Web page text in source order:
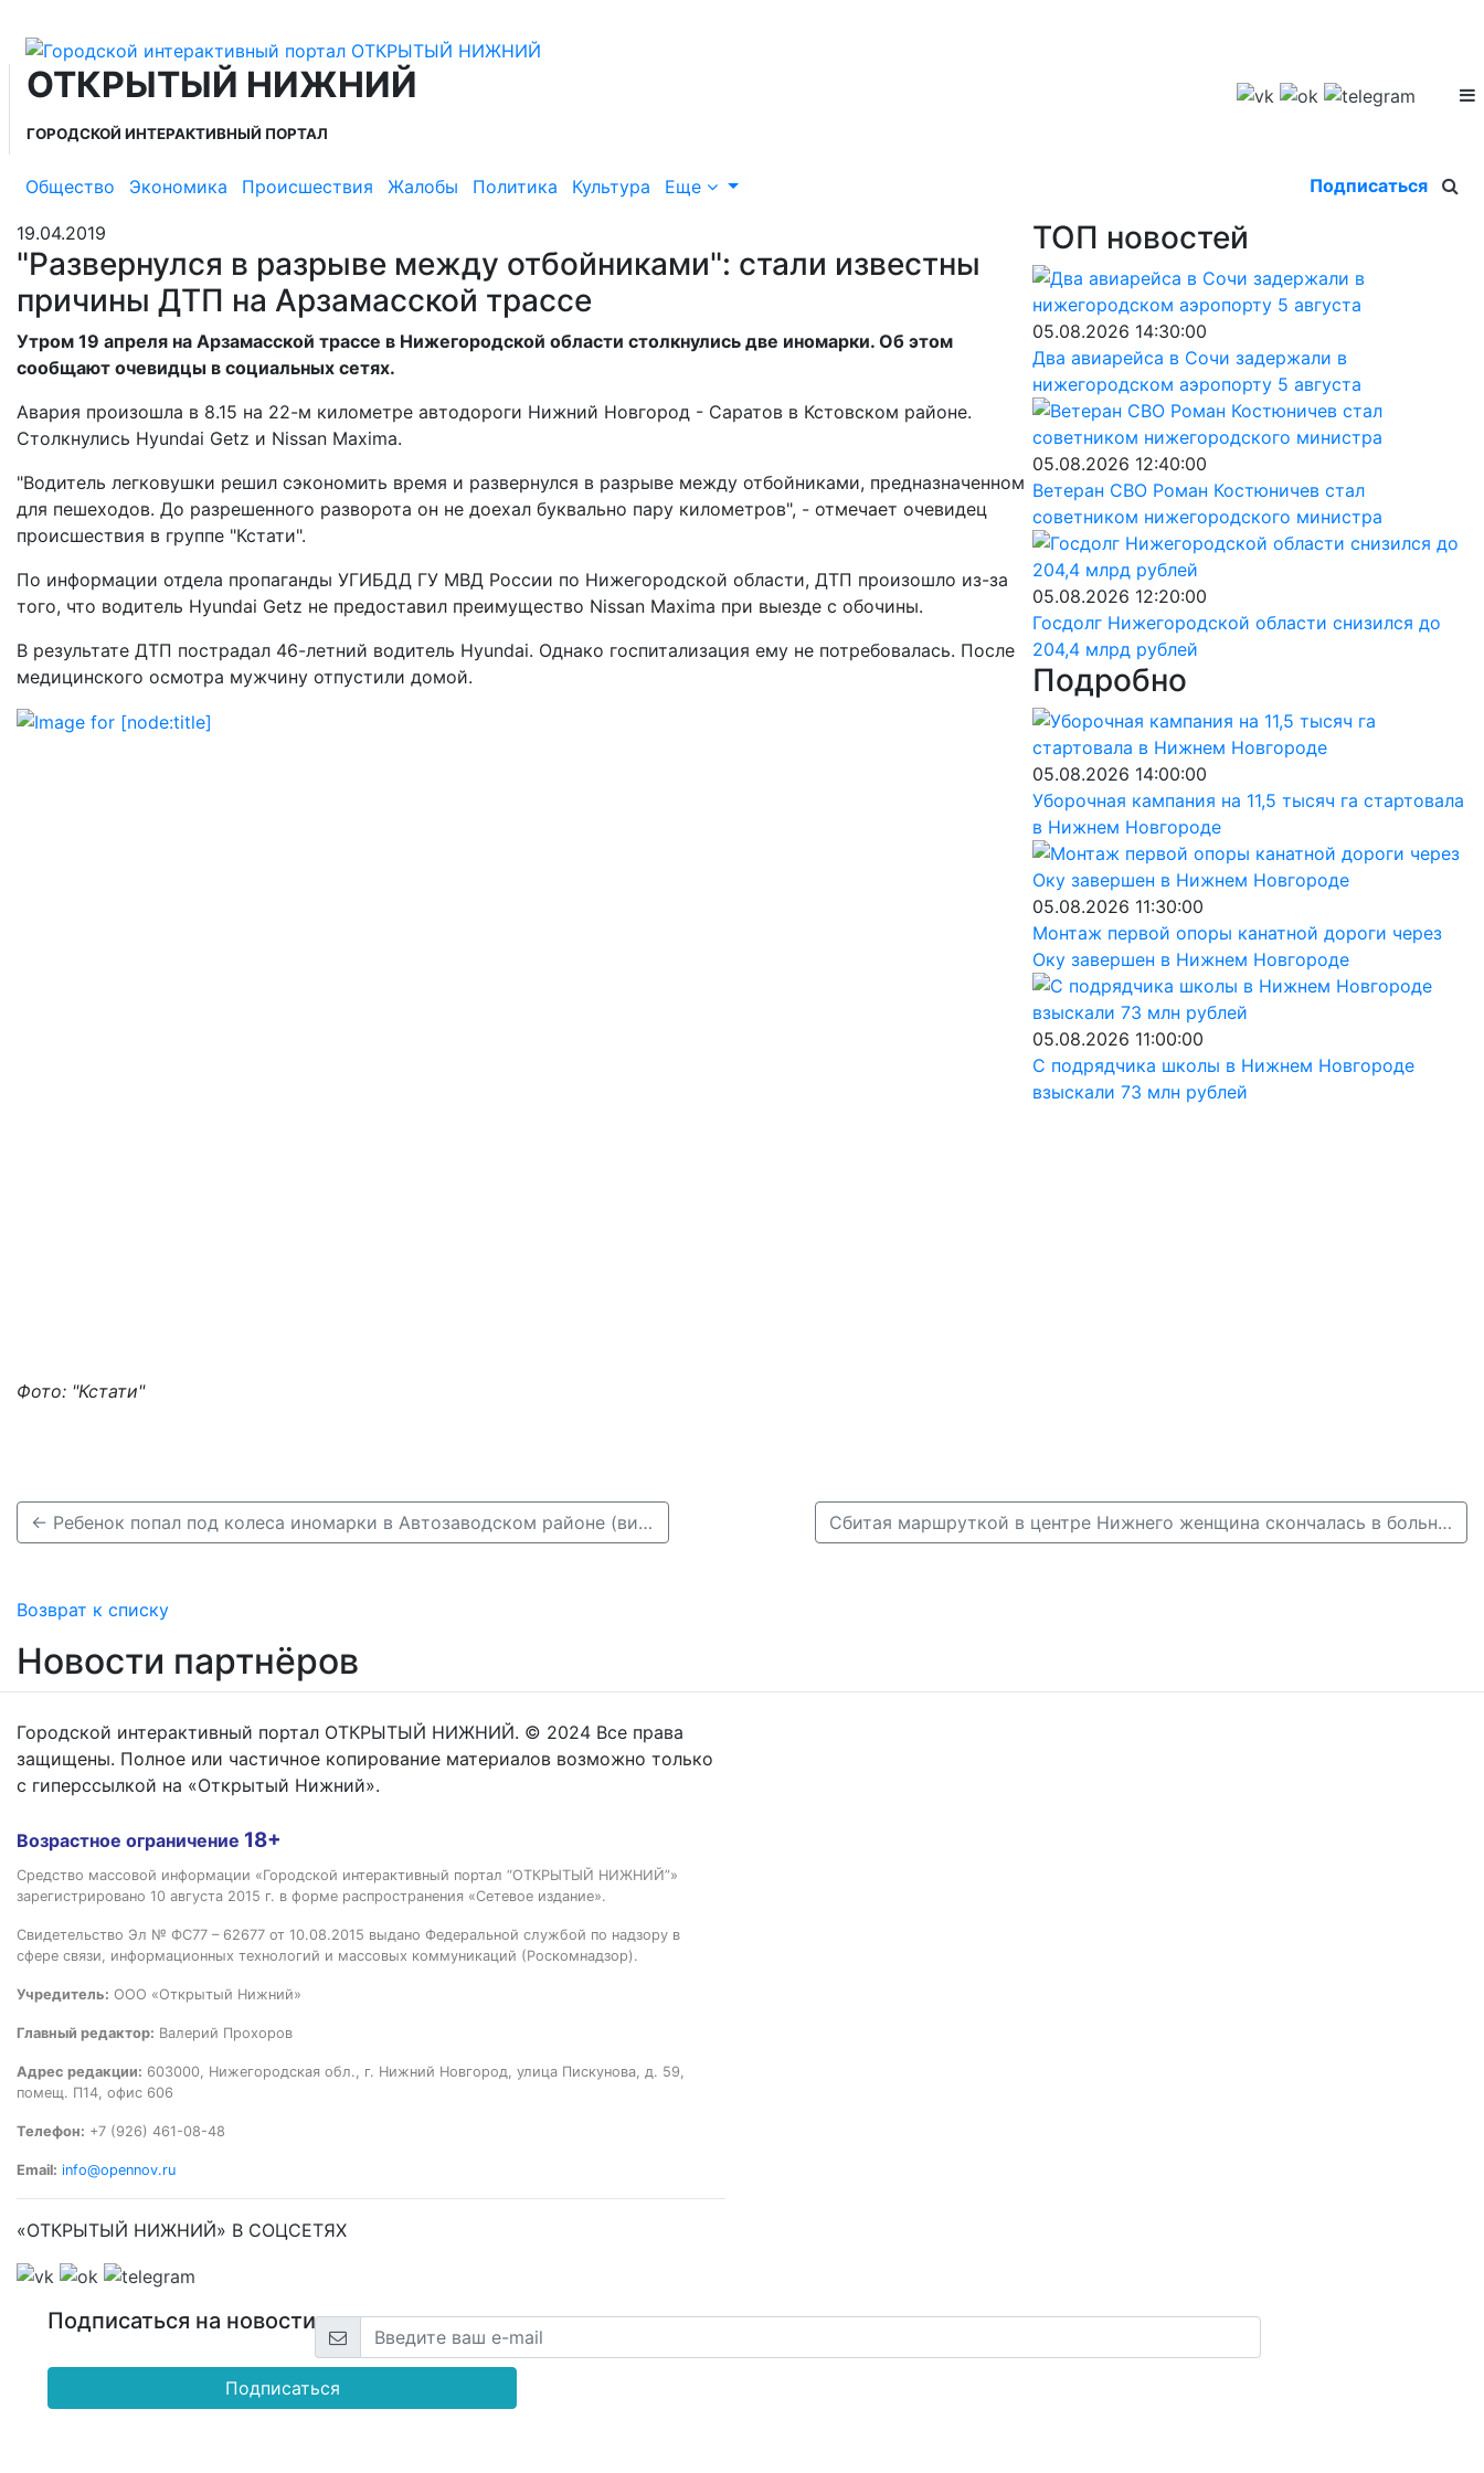
ОТКРЫТЫЙ НИЖНИЙ
ГОРОДСКОЙ ИНТЕРАКТИВНЫЙ ПОРТАЛ
Общество Экономика Происшествия Жалобы Политика Культура Еще Подписаться
19.04.2019
"Развернулся в разрыве между отбойниками": стали известны
причины ДТП на Арзамасской трассе
Утром 19 апреля на Арзамасской трассе в Нижегородской области столкнулись две иномарки. Об этом
сообщают очевидцы в социальных сетях.
Авария произошла в 8.15 на 22-м километре автодороги Нижний Новгород - Саратов в Кстовском районе.
Столкнулись Hyundai Getz и Nissan Maxima.
"Водитель легковушки решил сэкономить время и развернулся в разрыве между отбойниками, предназначенном
для пешеходов. До разрешенного разворота он не доехал буквально пару километров", - отмечает очевидец
происшествия в группе "Кстати".
По информации отдела пропаганды УГИБДД ГУ МВД России по Нижегородской области, ДТП произошло из-за
того, что водитель Hyundai Getz не предоставил преимущество Nissan Maxima при выезде с обочины.
В результате ДТП пострадал 46-летний водитель Hyundai. Однако госпитализация ему не потребовалась. После
медицинского осмотра мужчину отпустили домой.
Фото: "Кстати"
ТОП новостей
05.08.2026 14:30:00
Два авиарейса в Сочи задержали в
нижегородском аэропорту 5 августа
05.08.2026 12:40:00
Ветеран СВО Роман Костюничев стал
советником нижегородского министра
05.08.2026 12:20:00
Госдолг Нижегородской области снизился до
204,4 млрд рублей
Подробно
05.08.2026 14:00:00
Уборочная кампания на 11,5 тысяч га стартовала
в Нижнем Новгороде
05.08.2026 11:30:00
Монтаж первой опоры канатной дороги через
Оку завершен в Нижнем Новгороде
05.08.2026 11:00:00
С подрядчика школы в Нижнем Новгороде
взыскали 73 млн рублей
← Ребенок попал под колеса иномарки в Автозаводском районе (видео) Сбитая маршруткой в центре Нижнего женщина скончалась в больнице →
Возврат к списку
Новости партнёров
Городской интерактивный портал ОТКРЫТЫЙ НИЖНИЙ. © 2024 Все права
защищены. Полное или частичное копирование материалов возможно только
с гиперссылкой на «Открытый Нижний».
Возрастное ограничение 18+
Средство массовой информации «Городской интерактивный портал “ОТКРЫТЫЙ НИЖНИЙ”»
зарегистрировано 10 августа 2015 г. в форме распространения «Сетевое издание».
Свидетельство Эл № ФС77 – 62677 от 10.08.2015 выдано Федеральной службой по надзору в
сфере связи, информационных технологий и массовых коммуникаций (Роскомнадзор).
Учредитель: ООО «Открытый Нижний»
Главный редактор: Валерий Прохоров
Адрес редакции: 603000, Нижегородская обл., г. Нижний Новгород, улица Пискунова, д. 59,
помещ. П14, офис 606
Телефон: +7 (926) 461-08-48
Email: info@opennov.ru
«ОТКРЫТЫЙ НИЖНИЙ» В СОЦСЕТЯХ
Подписаться на новости
Подписаться